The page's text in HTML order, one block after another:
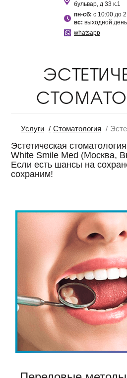
бульвар, д 33 к.1
пн-сб: с 10:00 до
вс: выходной день
whatsapp
Услуги Стоматология
Эстетическая
White Smile Med (Москва,
Если есть шансы на
сохраним!